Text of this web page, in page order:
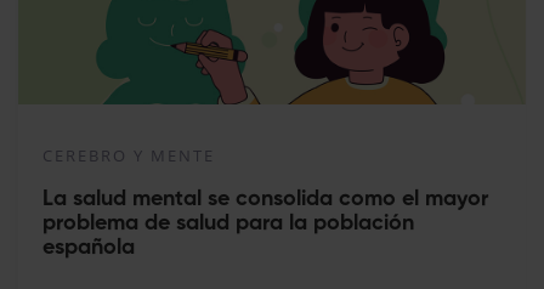
CEREBRO Y MENTE
La salud mental se consolida como el mayor
problema de salud para la población
española